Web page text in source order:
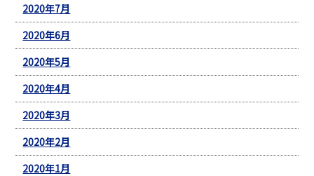
2020年7月
2020年6月
2020年5月
2020年4月
2020年3月
2020年2月
2020年1月